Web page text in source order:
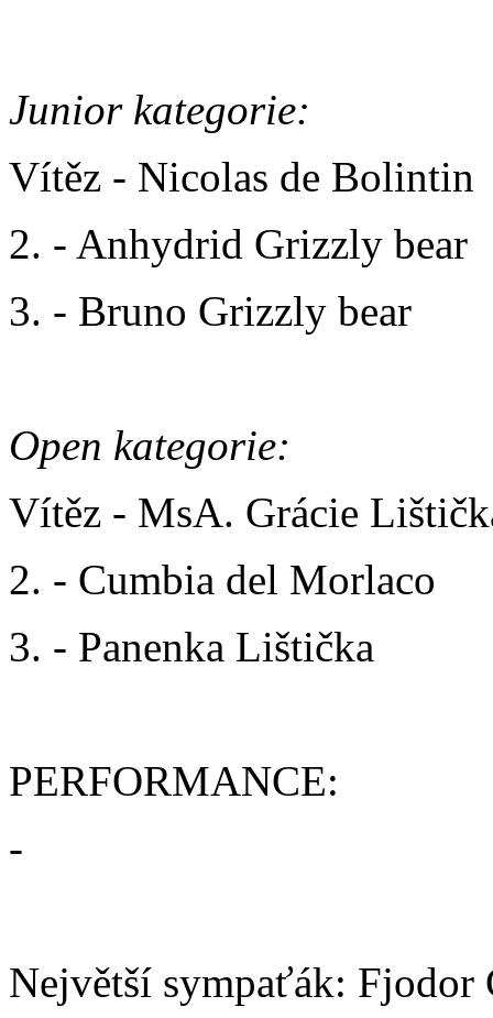
Junior kategorie:
Vítěz - Nicolas de Bolintin
2. - Anhydrid Grizzly bear
3. - Bruno Grizzly bear
Open kategorie:
Vítěz - MsA. Grácie
2. - Cumbia del Morlaco
3. - Panenka Lištička
PERFORMANCE:
-
Největší sympaťák: Fjodor